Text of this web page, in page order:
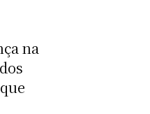
na